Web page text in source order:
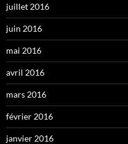
juillet 2016
juin 2016
mai 2016
avril 2016
mars 2016
février 2016
janvier 2016